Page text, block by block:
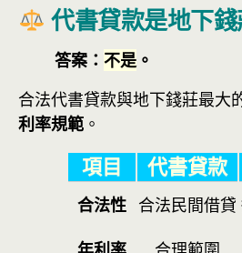
代書貸款是地下錢
答案： 不是。
合法代書貸款與地下錢莊最大
利率規範 。
項目 代書貸款
合法性 合法民間借貸